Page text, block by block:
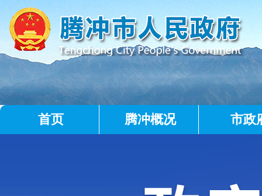
首页 腾冲概况 市政